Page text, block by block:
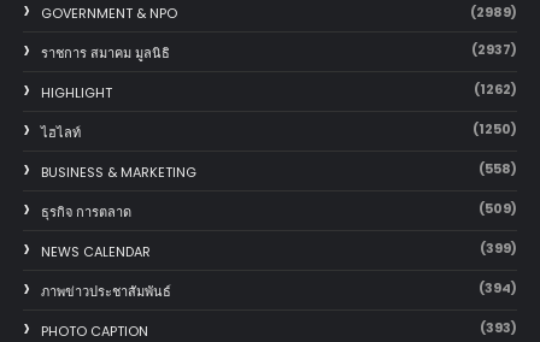
GOVERNMENT & NPO (2989)
ราชการ สมาคม มูลนิธิ (2937)
HIGHLIGHT (1262)
ไฮไลท์ (1250)
BUSINESS & MARKETING (558)
ธุรกิจ การตลาด (509)
NEWS CALENDAR (399)
ภาพข่าวประชาสัมพันธ์ (394)
PHOTO CAPTION (393)